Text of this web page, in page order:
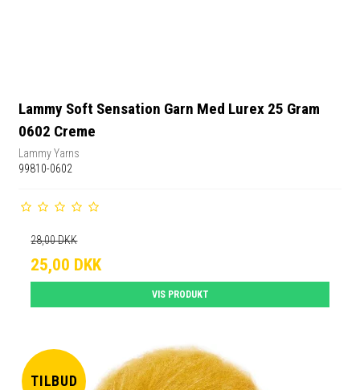
Lammy Soft Sensation Garn Med Lurex 25 Gram
0602 Creme
Lammy Yarns
99810-0602
28,00 DKK
25,00 DKK
VIS PRODUKT
TILBUD